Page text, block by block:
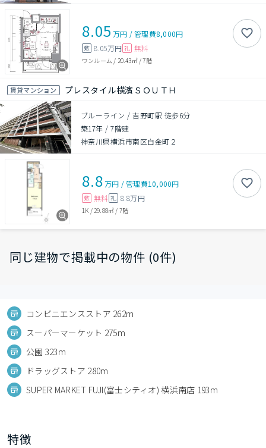
8.05 万円 /管理費8,000円
敷 8.05万円 礼 無料
ワンルーム / 20.43㎡/7階
賃貸マンション プレスタイル横濱ＳＯＵＴＨ
ブルーライン / 吉野町駅 徒歩6分
築17年 /7階建
神奈川県横浜市南区白金町２
8.8万円 /管理費10,000円
敷 無料 礼 8.8万円
1K / 29.88㎡ / 7階
同じ建物で掲載中の物件 (0件)
コンビニエンスストア 262m
スーパーマーケット 275m
公園 323m
ドラッグストア 280m
SUPER MARKET FUJI(富士シティオ) 横浜南店 193m
特徴